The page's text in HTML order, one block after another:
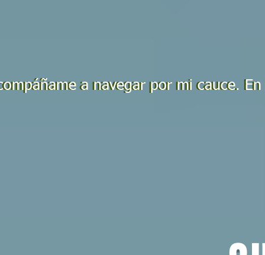
a navegar por mi cauce.
a navegar por mi cauce.